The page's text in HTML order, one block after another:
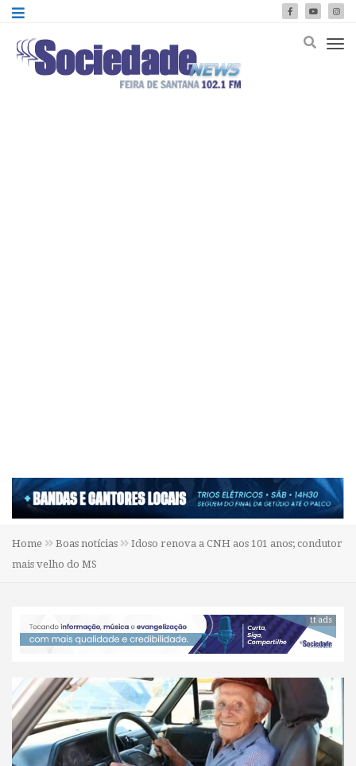
Home Boas notícias
Idoso renova a CNH aos 101 anos; condutor
mais velho do MS
tt ads